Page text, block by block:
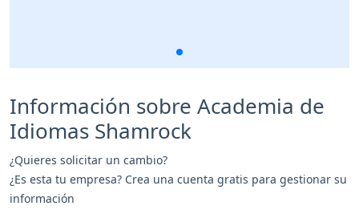
Información sobre Academia de
Idiomas Shamrock
¿Quieres solicitar un cambio?
¿Es esta tu empresa? Crea una cuenta gratis para gestionar su
información